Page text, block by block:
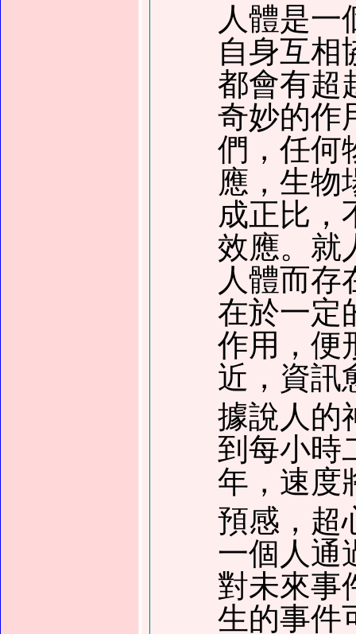
人體是一
自身互相
都會有超
奇妙的作
們，任何
應，生物
成正比，
效應。就
人體而存
在於一定
作用，便
近，資訊
據說人的
到每小時
年，速度
預感，超
一個人通
對未來事
生的事件